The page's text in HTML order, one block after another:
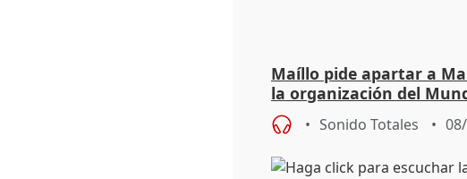
Maíllo pide apartar a
la organización del
Sonido Totales